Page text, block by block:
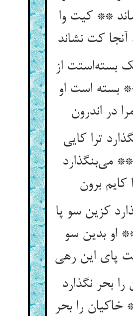
** کیت وا
آنجا کت نشاند
بسته‌استت از
بسته است او
در اندرون
ترا کایی
می‌بنگذارد
کایم برون
کزین سو پا
او بدین سو
پای این رهی
را بحر نگذارد
را بحر